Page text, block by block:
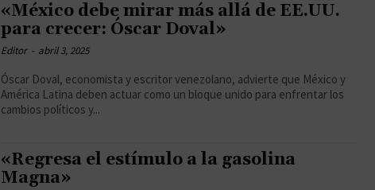
«México debe mirar más allá de EE.UU.
para crecer: Óscar Doval»
Editor - abril 3, 2025
Óscar Doval, economista y escritor venezolano, advierte que México y
América Latina deben actuar como un bloque unido para enfrentar los
cambios políticos y...
«Regresa el estímulo a la gasolina
Magna»